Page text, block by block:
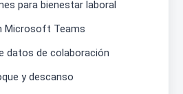
para bienestar laboral
Microsoft Teams
datos de colaboración
y descanso